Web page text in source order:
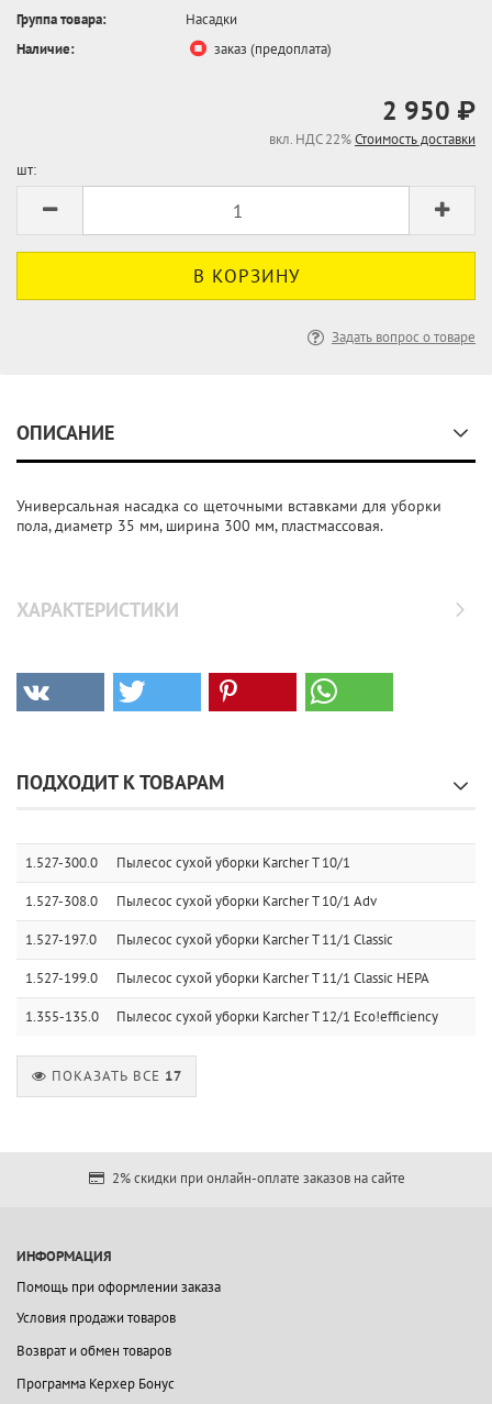
Группа товара:
Насадки
Наличие:
заказ (предоплата)
2 950 ₽
вкл. НДС 22%Стоимость доставки
шт:
Задать вопрос о товаре
ОПИСАНИЕ
Универсальная насадка со щеточными вставками для уборки
пола, диаметр 35 мм, ширина 300 мм, пластмассовая.
ХАРАКТЕРИСТИКИ
ПОДХОДИТ К ТОВАРАМ
1.527-300.0 Пылесос сухой уборки Karcher T 10/1
1.527-308.0 Пылесос сухой уборки Karcher T 10/1 Adv
1.527-197.0 Пылесос сухой уборки Karcher T 11/1 Classic
1.527-199.0 Пылесос сухой уборки Karcher T 11/1 Classic HEPA
1.355-135.0 Пылесос сухой уборки Karcher T 12/1 Eco!efficiency
ПОКАЗАТЬ ВСЕ 17
2% скидки при онлайн-оплате заказов на сайте
ИНФОРМАЦИЯ
Помощь при оформлении заказа
Условия продажи товаров
Возврат и обмен товаров
Программа Керхер Бонус